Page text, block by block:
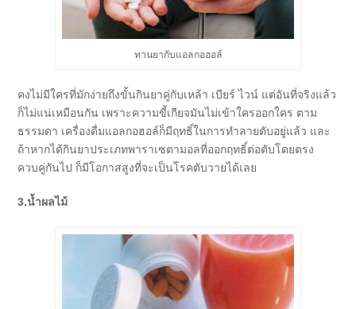
ทานยากับแอลกอฮอล์
คงไม่มีใครที่มักง่ายถึงขั้นกินยาคู่กับเหล้า เบียร์ ไวน์ แต่อันที่จริงแล้ว
ก็ไม่แน่เหมือนกัน เพราะความขี้เกียจมันไม่เข้าใครออกใคร ตาม
ธรรมดา เครื่องดื่มแอลกอฮอล์ก็มีฤทธิ์ในการทำลายตับอยู่แล้ว และ
ถ้าหากได้กินยาประเภทพาราเซตามอลที่ออกฤทธิ์ต่อตับโดยตรง
ควบคู่กันไป ก็มีโอกาสสูงที่จะเป็นโรคตับวายได้เลย
3.น้ำผลไม้